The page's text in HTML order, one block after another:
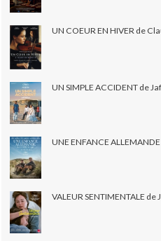
UN COEUR EN HIVER de
UN SIMPLE ACCIDENT de
UNE ENFANCE
VALEUR SENTIMENTALE